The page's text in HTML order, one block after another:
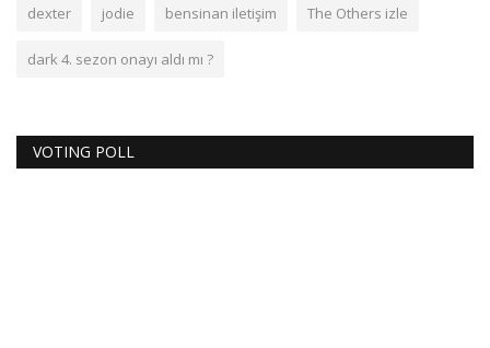
dexter jodie bensinan iletişim The Others izle
dark 4. sezon onayı aldı mı ?
VOTING POLL